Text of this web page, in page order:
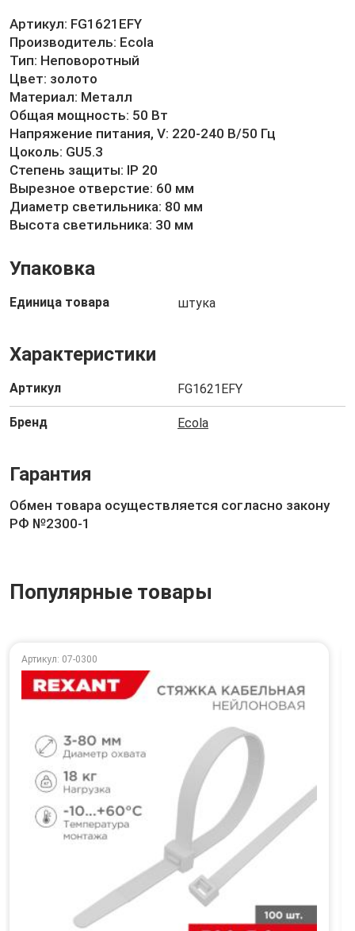
Артикул: FG1621EFY
Производитель: Ecola
Тип: Неповоротный
Цвет: золото
Материал: Металл
Общая мощность: 50 Вт
Напряжение питания, V: 220-240 В/50 Гц
Цоколь: GU5.3
Степень защиты: IP 20
Вырезное отверстие: 60 мм
Диаметр светильника: 80 мм
Высота светильника: 30 мм
Упаковка
Единица товара штука
Характеристики
Артикул FG1621EFY
Бренд Ecola
Гарантия
Обмен товара осуществляется согласно закону
РФ №2300-1
Популярные товары
Артикул: 07-0300